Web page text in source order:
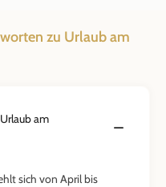
zu Urlaub am
am
sich von April bis